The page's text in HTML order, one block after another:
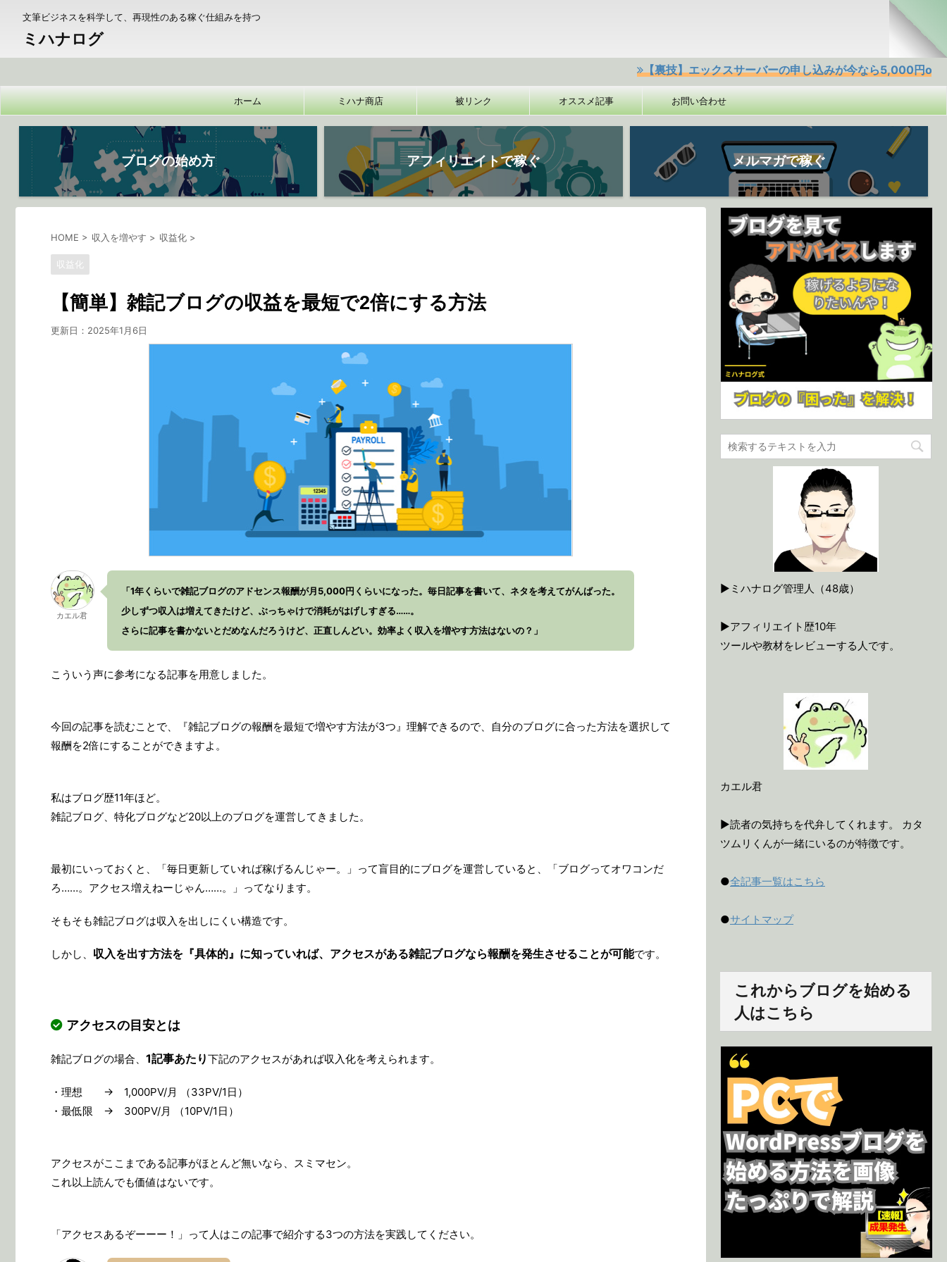
文筆ビジネスを科学して、再現性のある稼ぐ仕組みを持つ
ミハナログ
【裏技】エックスサーバーの申し込みが今なら5,000円offクーポン
ホーム ミハナ商店 被リンク オススメ記事 お問い合わせ
ブログの始め方 アフィリエイトで稼ぐ メルマガで稼ぐ
HOME > 収入を増やす > 収益化 >
収益化
【簡単】雑記ブログの収益を最短で2倍にする方法
更新日： 2025年1月6日
カエル君
「1年くらいで雑記ブログのアドセンス報酬が月5,000円くらいになった。毎日記事を書いて、ネタを考えてがんばった。
少しずつ収入は増えてきたけど、ぶっちゃけで消耗がはげしすぎる……。
さらに記事を書かないとだめなんだろうけど、正直しんどい。効率よく収入を増やす方法はないの？」
こういう声に参考になる記事を用意しました。
今回の記事を読むことで、『雑記ブログの報酬を最短で増やす方法が3つ』理解できるので、自分のブログに合った方法を選択して
報酬を2倍にすることができますよ。
私はブログ歴11年ほど。
雑記ブログ、特化ブログなど20以上のブログを運営してきました。
最初にいっておくと、「毎日更新していれば稼げるんじゃー。」って盲目的にブログを運営していると、「ブログってオワコンだ
ろ……。アクセス増えねーじゃん……。」ってなります。
そもそも雑記ブログは収入を出しにくい構造です。
しかし、 収入を出す方法を『具体的』に知っていれば、アクセスがある雑記ブログなら報酬を発生させることが可能です。
アクセスの目安とは
雑記ブログの場合、 1記事あたり下記のアクセスがあれば収入化を考えられます。
・理想 → 1,000PV/月 （33PV/1日）
・最低限 → 300PV/月 （10PV/1日）
アクセスがここまである記事がほとんど無いなら、スミマセン。
これ以上読んでも価値はないです。
「アクセスあるぞーーー！」って人はこの記事で紹介する3つの方法を実践してください。
▶ミハナログ管理人（48歳）
▶アフィリエイト歴10年
ツールや教材をレビューする人です。
カエル君
▶読者の気持ちを代弁してくれます。 カタ
ツムリくんが一緒にいるのが特徴です。
●全記事一覧はこちら
●サイトマップ
これからブログを始める
人はこちら